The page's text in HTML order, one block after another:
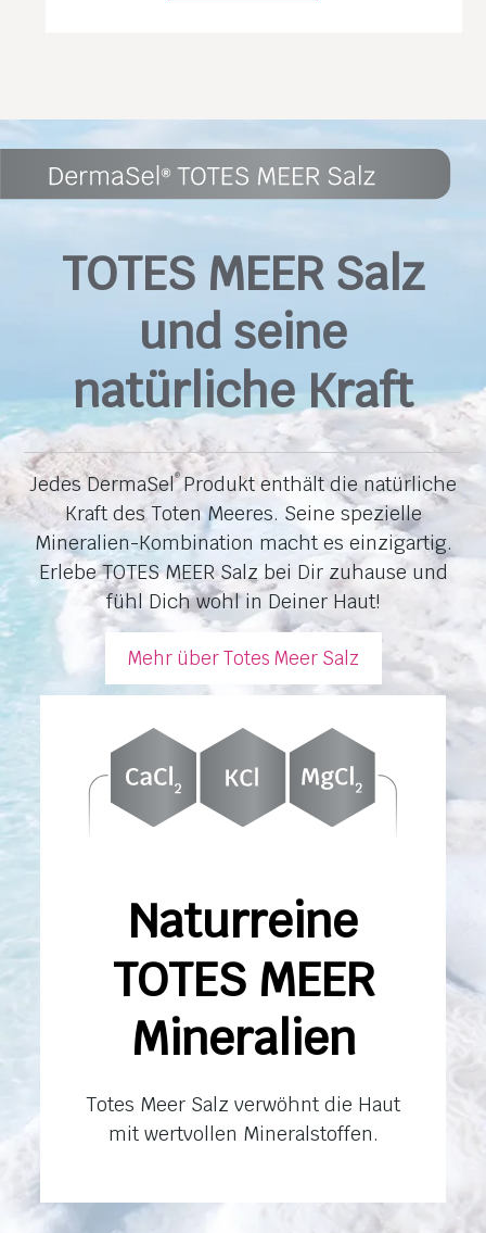
TOTES MEER Salz
und seine
natürliche Kraft
Jedes DermaSel® Produkt enthält die natürliche
Kraft des Toten Meeres. Seine spezielle
Mineralien-Kombination macht es einzigartig.
Erlebe TOTES MEER Salz bei Dir zuhause und
fühl Dich wohl in Deiner Haut!
Mehr über Totes Meer Salz
Naturreine
TOTES MEER
Mineralien
Totes Meer Salz verwöhnt die Haut
mit wertvollen Mineralstoffen.